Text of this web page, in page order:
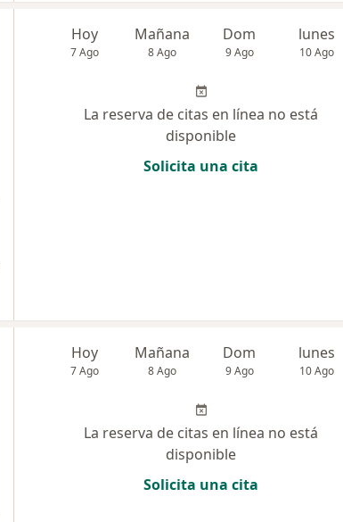
Hoy
7 Ago
Mañana
8 Ago
Dom
9 Ago
lunes
10 Ago
La reserva de citas en línea no está
disponible
Solicita una cita
Hoy
7 Ago
Mañana
8 Ago
Dom
9 Ago
lunes
10 Ago
La reserva de citas en línea no está
disponible
Solicita una cita